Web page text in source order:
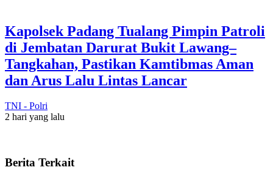
Kapolsek Padang Tualang Pimpin Patroli
di Jembatan Darurat Bukit Lawang–
Tangkahan, Pastikan Kamtibmas Aman
dan Arus Lalu Lintas Lancar
TNI - Polri
2 hari yang lalu
Berita Terkait